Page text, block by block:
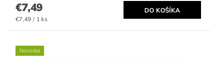
€7,49
€7,49 / 1 ks
Novinka